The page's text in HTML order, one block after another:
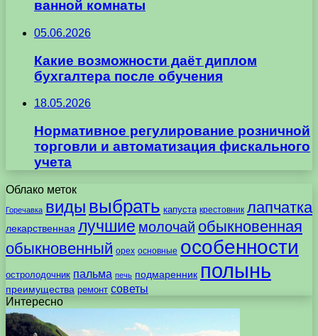
ванной комнаты
05.06.2026
Какие возможности даёт диплом
бухгалтера после обучения
18.05.2026
Нормативное регулирование розничной
торговли и автоматизация фискального
учета
Облако меток
Горечавка виды выбрать капуста крестовник лапчатка
лекарственная лучшие молочай обыкновенная
обыкновенный орех основные особенности
остролодочник пальма печь подмаренник полынь
преимущества ремонт советы
Интересно